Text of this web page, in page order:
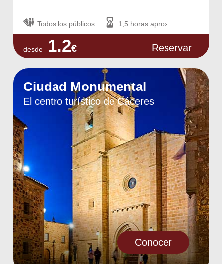
Todos los públicos 1,5 horas aprox.
desde 1.2€ Reservar
Ciudad Monumental
El centro turístico de Cáceres
Conocer